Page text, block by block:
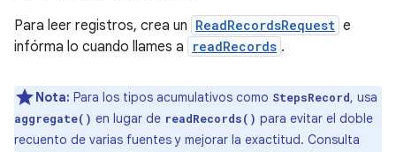
Para leer registros, crea un ReadRecordsRequest e
infórma lo cuando llames a
readRecords .
Nota: Para los tipos acumulativos como StepsRecord, usa
aggregate() en lugar de readRecords() para evitar el doble
recuento de varias fuentes y mejorar la exactitud. Consulta